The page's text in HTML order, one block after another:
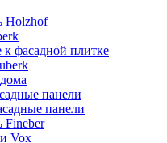
Holzhof
фасадной плитке
панели
панели
Fineber
Vox